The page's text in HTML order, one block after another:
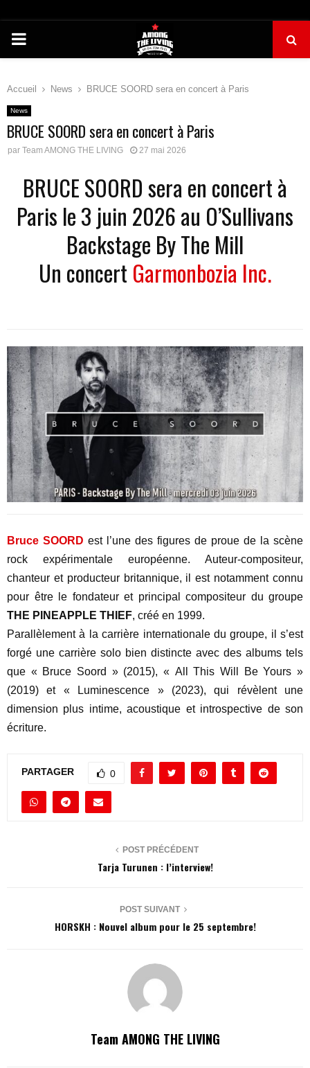
PRIMARY
Accueil News BRUCE SOORD sera en concert à Paris
News
BRUCE SOORD sera en concert à Paris
par Team AMONG THE LIVING 27 mai 2026
BRUCE SOORD sera en concert à
Paris le 3 juin 2026 au O’Sullivans
Backstage By The Mill
Un concert Garmonbozia Inc.
Bruce SOORD est l’une des figures de proue de la scène
rock expérimentale européenne. Auteur-compositeur,
chanteur et producteur britannique, il est notamment connu
pour être le fondateur et principal compositeur du groupe
THE PINEAPPLE THIEF, créé en 1999.
Parallèlement à la carrière internationale du groupe, il s’est
forgé une carrière solo bien distincte avec des albums tels
que « Bruce Soord » (2015), « All This Will Be Yours »
(2019) et « Luminescence » (2023), qui révèlent une
dimension plus intime, acoustique et introspective de son
écriture.
PARTAGER 0
POST PRÉCÉDENT
Tarja Turunen : l’interview!
POST SUIVANT
HORSKH : Nouvel album pour le 25 septembre!
Team AMONG THE LIVING